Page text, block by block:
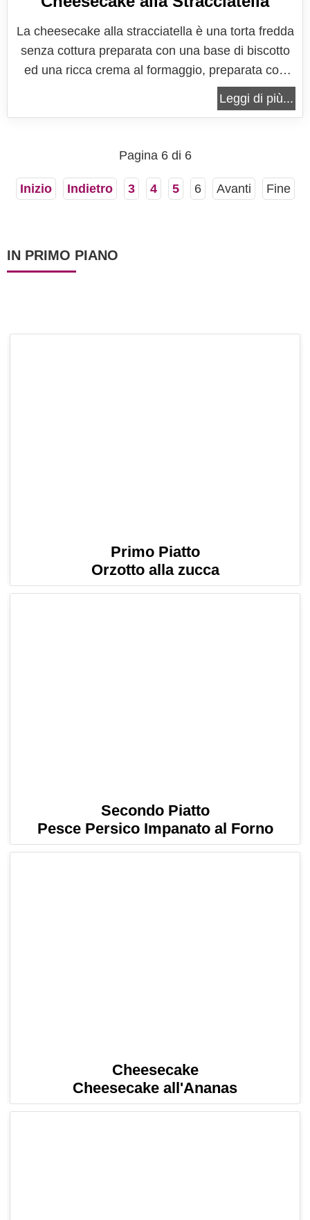
La cheesecake alla stracciatella è una torta fredda
senza cottura preparata con una base di biscotto
ed una ricca crema al formaggio, preparata con
ricotta, panna e mascarpone, arricchita da scaglie
di cioccolato fondente e cioccolato al latte. Questa
Pasqua in...
Leggi di più...
Pagina 6 di 6
Inizio Indietro 3 4 5 6 Avanti Fine
IN PRIMO PIANO
Primo Piatto
Orzotto alla zucca
Secondo Piatto
Pesce Persico Impanato al Forno
Cheesecake
Cheesecake all'Ananas